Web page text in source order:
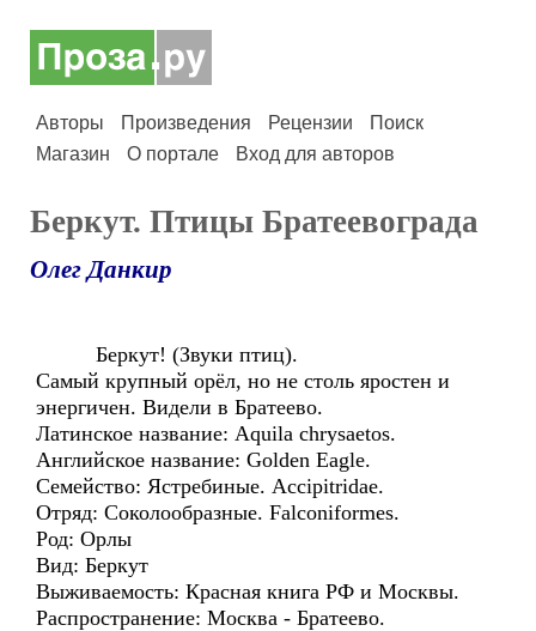
Авторы Произведения Рецензии
Поиск
Магазин
О портале Вход для авторов
Беркут. Птицы Братеевограда
Олег Данкир
Беркут! (Звуки птиц).
Самый крупный орёл, но не столь яростен и
энергичен. Видели в Братеево.
Латинское название: Aquila chrysaetos.
Английское название: Golden Eagle.
Семейство: Ястребиные. Accipitridae.
Отряд: Соколообразные. Falconiformes.
Род: Орлы
Вид: Беркут
Выживаемость: Красная книга РФ и Москвы.
Распространение: Москва - Братеево.